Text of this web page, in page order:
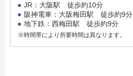
JR：大阪駅 徒歩約10分
阪神電車：大阪梅田駅 徒歩約9分
地下鉄：西梅田駅 徒歩約9分
※時間帯により所要時間は異なります。